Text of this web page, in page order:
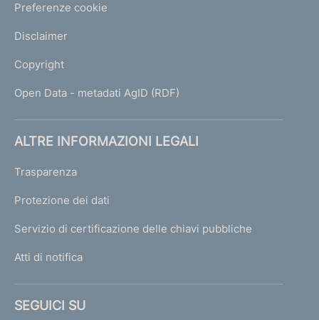
Preferenze cookie
Disclaimer
Copyright
Open Data - metadati AgID (RDF)
ALTRE INFORMAZIONI LEGALI
Trasparenza
Protezione dei dati
Servizio di certificazione delle chiavi pubbliche
Atti di notifica
SEGUICI SU